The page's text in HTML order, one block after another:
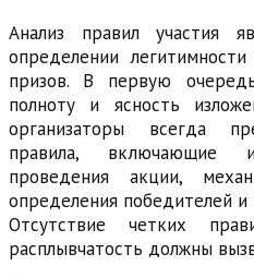
Анализ правил участия
определении
призов. В первую
полноту и ясность
организаторы всегда
правила, включающие
проведения акции,
определения победителей и
Отсутствие четких
расплывчатость должны